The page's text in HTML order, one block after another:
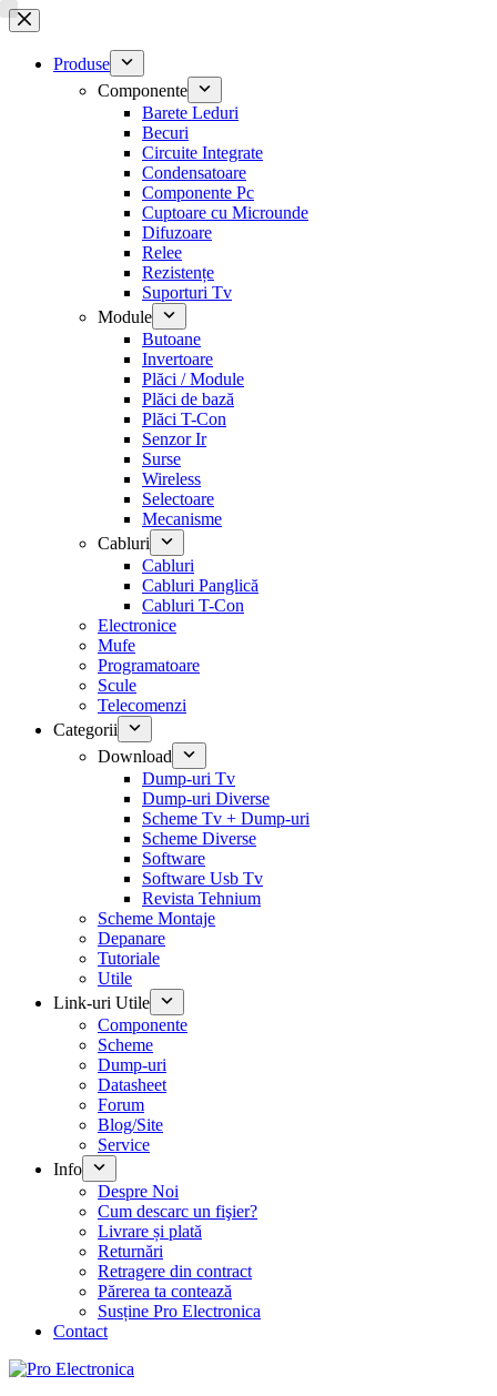
Sari
la
conținutProduse
Componente
Barete Leduri
Becuri
Circuite Integrate
Condensatoare
Componente Pc
Cuptoare cu Microunde
Difuzoare
Relee
Rezistențe
Suporturi Tv
Module
Butoane
Invertoare
Plăci / Module
Plăci de bază
Plăci T-Con
Senzor Ir
Surse
Wireless
Selectoare
Mecanisme
Cabluri
Cabluri
Cabluri Panglică
Cabluri T-Con
Electronice
Mufe
Programatoare
Scule
Telecomenzi
Categorii
Download
Dump-uri Tv
Dump-uri Diverse
Scheme Tv + Dump-uri
Scheme Diverse
Software
Software Usb Tv
Revista Tehnium
Scheme Montaje
Depanare
Tutoriale
Utile
Link-uri Utile
Componente
Scheme
Dump-uri
Datasheet
Forum
Blog/Site
Service
Info
Despre Noi
Cum descarc un fişier?
Livrare și plată
Returnări
Retragere din contract
Părerea ta contează
Susține Pro Electronica
Contact